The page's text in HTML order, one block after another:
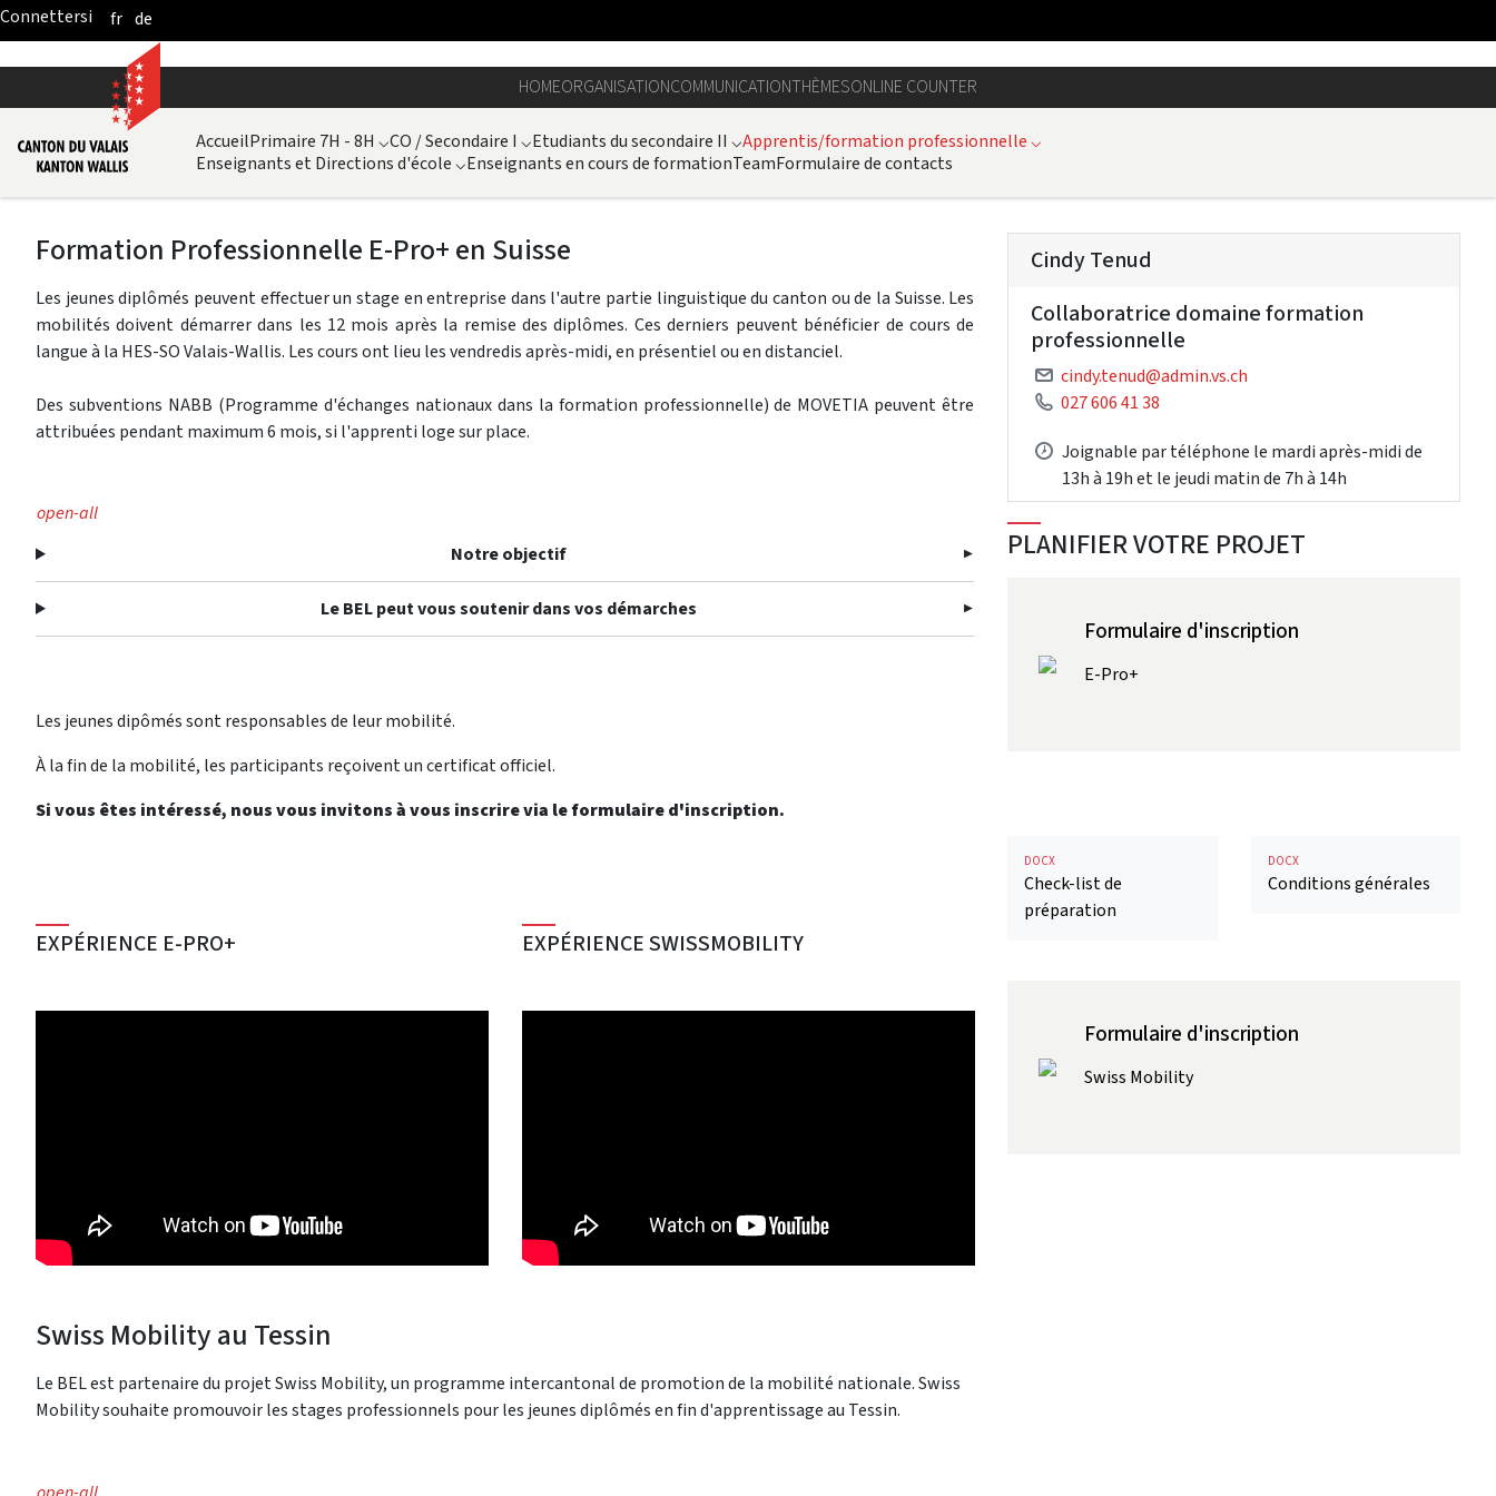
Skip to Main Content
fr de
HOMEORGANISATIONCOMMUNICATIONTHÈMESONLINE COUNTER
AccueilPrimaire 7H - 8H ⌵CO / Secondaire I ⌵Etudiants du secondaire II ⌵Apprentis/formation professionnelle ⌵
Enseignants et Directions d'école ⌵Enseignants en cours de formationTeamFormulaire de contacts
Formation Professionnelle E-Pro+ en Suisse
Les jeunes diplômés peuvent effectuer un stage en entreprise dans l'autre partie linguistique du canton ou de la Suisse. Les
mobilités doivent démarrer dans les 12 mois après la remise des diplômes. Ces derniers peuvent bénéficier de cours de
langue à la HES-SO Valais-Wallis. Les cours ont lieu les vendredis après-midi, en présentiel ou en distanciel.
Des subventions NABB (Programme d'échanges nationaux dans la formation professionnelle) de MOVETIA peuvent être
attribuées pendant maximum 6 mois, si l'apprenti loge sur place.
open-all
Notre objectif
Le BEL peut vous soutenir dans vos démarches
Les jeunes dipômés sont responsables de leur mobilité.
À la fin de la mobilité, les participants reçoivent un certificat officiel.
Si vous êtes intéressé, nous vous invitons à vous inscrire via le formulaire d'inscription.
EXPÉRIENCE E-PRO+ EXPÉRIENCE SWISSMOBILITY
Swiss Mobility au Tessin
Le BEL est partenaire du projet Swiss Mobility, un programme intercantonal de promotion de la mobilité nationale. Swiss
Mobility souhaite promouvoir les stages professionnels pour les jeunes diplômés en fin d'apprentissage au Tessin.
Cindy Tenud
Collaboratrice domaine formation
professionnelle
cindy.tenud@admin.vs.ch
027 606 41 38
Joignable par téléphone le mardi après-midi de
13h à 19h et le jeudi matin de 7h à 14h
PLANIFIER VOTRE PROJET
Formulaire d'inscription
E-Pro+
DOCX
Check-list de
préparation
DOCX
Conditions générales
Formulaire d'inscription
Swiss Mobility